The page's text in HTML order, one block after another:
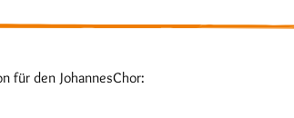
für den JohannesChor: